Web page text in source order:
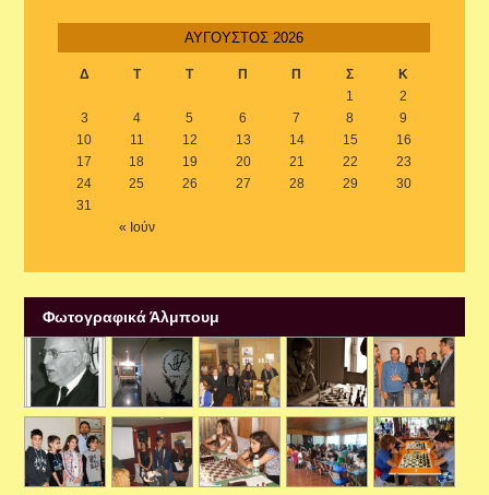
ΑΎΓΟΥΣΤΟΣ 2026
Δ Τ Τ Π Π Σ Κ
« Ιούν
1
2
3
4 5 6 7 8
9
10
11 12 13 14 15
16
17
18 19 20 21 22
23
24
25 26 27 28 29
30
31
Φωτογραφικά Άλμπουμ